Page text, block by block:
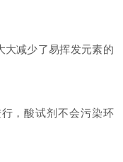
减少了易挥发元素的
，酸试剂不会污染环